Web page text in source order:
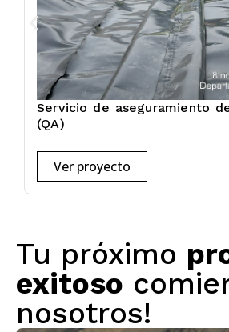
Servicio de aseguramiento
(QA)
Ver proyecto
Tu próximo
exitoso
nosotros!